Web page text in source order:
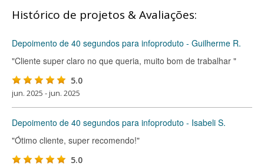
Histórico de projetos & Avaliações:
Depoimento de 40 segundos para infoproduto - Guilherme R.
"Cliente super claro no que queria, muito bom de trabalhar "
5.0
jun. 2025 - jun. 2025
Depoimento de 40 segundos para infoproduto - Isabeli S.
"Ótimo cliente, super recomendo!"
5.0